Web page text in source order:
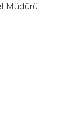
Müdürü